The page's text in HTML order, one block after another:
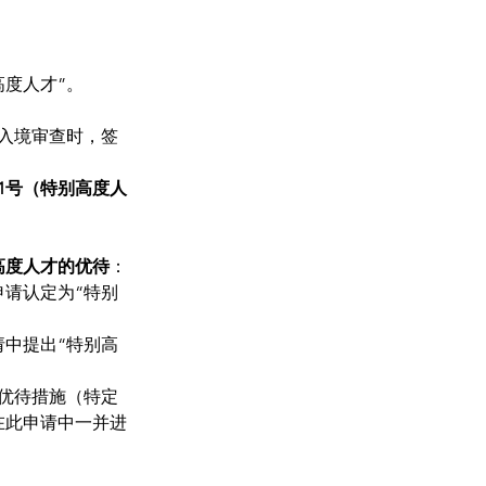
人才”。
境审查时，签
（特别高度人
度人才的优待：
请认定为“特别
中提出“特别高
待措施（特定
此申请中一并进